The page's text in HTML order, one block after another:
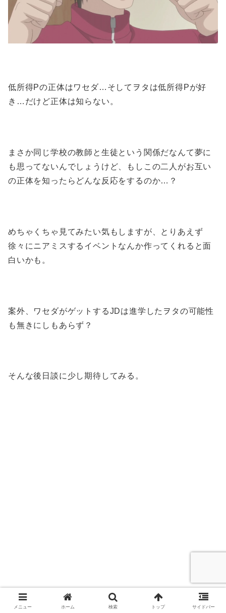
低所得Pの正体はワセダ…そしてヲタは低所得Pが好
き…だけど正体は知らない。
まさか同じ学校の教師と生徒という関係だなんて夢に
も思ってないんでしょうけど、もしこの二人がお互い
の正体を知ったらどんな反応をするのか…？
めちゃくちゃ見てみたい気もしますが、とりあえず
徐々にニアミスするイベントなんか作ってくれると面
白いかも。
案外、ワセダがゲットするJDは進学したヲタの可能性
も無きにしもあらず？
そんな後日談に少し期待してみる。
メニュー ホーム 検索 トップ サイドバー